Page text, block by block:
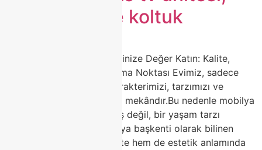
modoko köşe koltuk
🛋️ Modoko Mobilya ile Evinize Değer Katın: Kalite,
Zarafet ve Estetiğin Buluşma Noktası Evimiz, sadece
yaşadığımız alan değil; karakterimizi, tarzımızı ve
zevkimizi yansıtan en özel mekândır.Bu nedenle mobilya
seçimi, sadece bir alışveriş değil, bir yaşam tarzı
tercihidir.Türkiye’nin mobilya başkenti olarak bilinen
Modoko, yıllardır hem kalite hem de estetik anlamında